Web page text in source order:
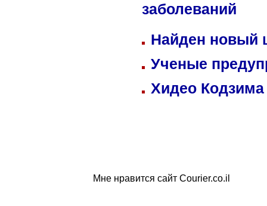
заболеваний
Найден
Ученые
Хидео
Мне нравится сайт Courier.co.il